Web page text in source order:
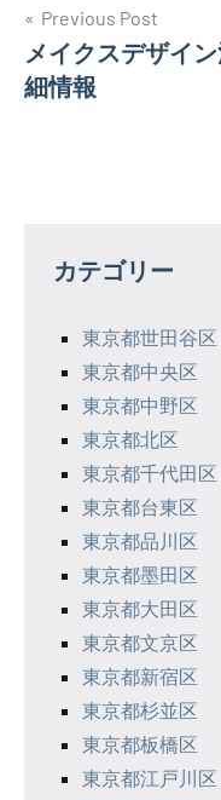
投
稿
ー
Previous Post
メイクスデザイ
細情報
カテゴリー
東京都世田谷区
東京都中央区
東京都中野区
東京都北区
東京都千代田区
東京都台東区
東京都品川区
東京都墨田区
東京都大田区
東京都文京区
東京都新宿区
東京都杉並区
東京都板橋区
東京都江戸川区